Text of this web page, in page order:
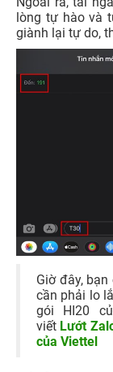
lòng tự hào và
giành lại tự do,
Giờ đây,
cần phải lo
gói HI20
viết Lướt
của Viettel